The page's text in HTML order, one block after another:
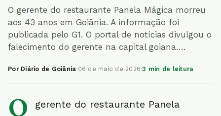
O gerente do restaurante Panela Mágica morreu
aos 43 anos em Goiânia. A informação foi
publicada pelo G1. O portal de notícias divulgou o
falecimento do gerente na capital goiana….
Por Diário de Goiânia·06 de maio de 2026·3 min de leitura
gerente do restaurante Panela